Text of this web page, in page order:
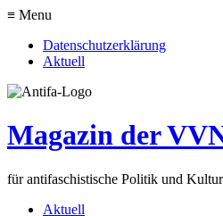
≡ Menu
Datenschutzerklärung
Aktuell
Magazin der
für antifaschistische Politik und Kultur
Aktuell